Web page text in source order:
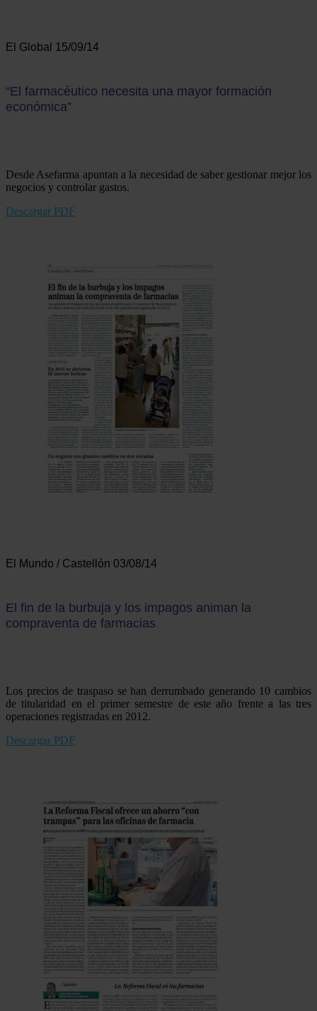
El Global 15/09/14
“El farmacéutico necesita una mayor formación
económica”
Desde Asefarma apuntan a la necesidad de saber gestionar mejor los
negocios y controlar gastos.
Descargar PDF
El Mundo / Castellón 03/08/14
El fin de la burbuja y los impagos animan la
compraventa de farmacias
Los precios de traspaso se han derrumbado generando 10 cambios
de titularidad en el primer semestre de este año frente a las tres
operaciones registradas en 2012.
Descargar PDF